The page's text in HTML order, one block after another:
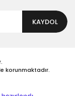
KAYDOL
korunmaktadır.